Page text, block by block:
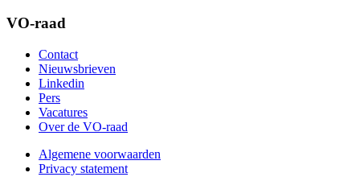
VO-raad
Contact
Nieuwsbrieven
Linkedin
Pers
Vacatures
Over de VO-raad
Algemene voorwaarden
Privacy statement